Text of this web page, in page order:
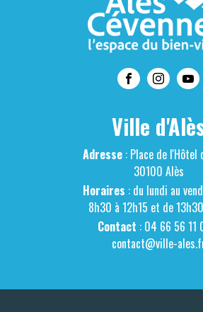
Ville
Adresse: Place de l'Hôtel
30100 Alès
Horaires : du lundi au
8h30 à 12h15 et de
Contact : 04 66 56 11
contact@ville-